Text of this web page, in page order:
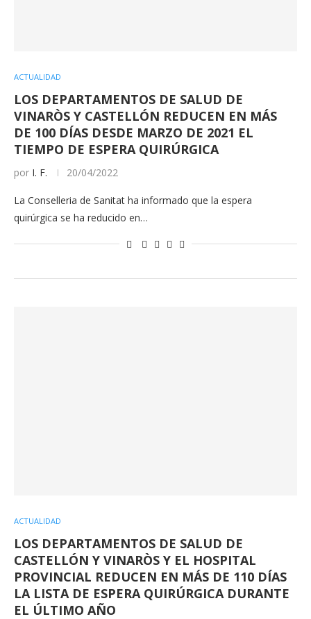
ACTUALIDAD
LOS DEPARTAMENTOS DE SALUD DE
VINARÒS Y CASTELLÓN REDUCEN EN MÁS
DE 100 DÍAS DESDE MARZO DE 2021 EL
TIEMPO DE ESPERA QUIRÚRGICA
por I. F. 20/04/2022
La Conselleria de Sanitat ha informado que la espera
quirúrgica se ha reducido en…
ACTUALIDAD
LOS DEPARTAMENTOS DE SALUD DE
CASTELLÓN Y VINARÒS Y EL HOSPITAL
PROVINCIAL REDUCEN EN MÁS DE 110 DÍAS
LA LISTA DE ESPERA QUIRÚRGICA DURANTE
EL ÚLTIMO AÑO